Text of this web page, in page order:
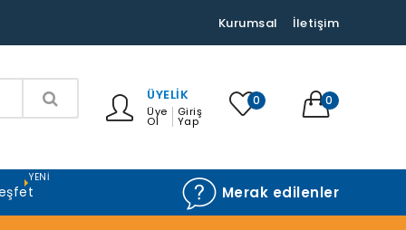
Kurumsal İletişim
ÜYELIK
Üye
Ol
Giriş
Yap
0 0
YENI
Merak edilenler